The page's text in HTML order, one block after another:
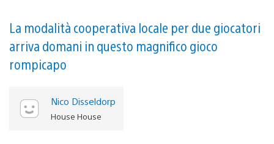
La modalità cooperativa locale per due giocatori
arriva domani in questo magnifico gioco
rompicapo
Nico Disseldorp
House House